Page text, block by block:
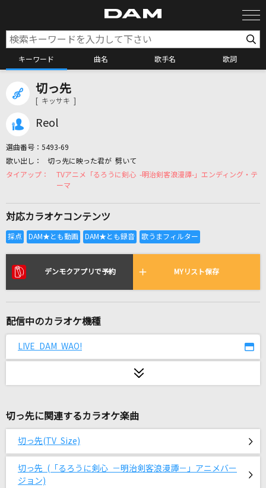
キーワード 曲名 歌手名 歌詞
カラオケリクエスト
全国りれき
リアルタイムで歌われている曲の一覧
残酷な天使のテーゼ
[生音]ひまわりの約束
糸
EGOIST
オー！リバル
ポルノグラフィティ
切っ先
[ キッサキ ]
Reol
選曲番号： 5493-69
切っ先に映った君が 劈いて
TVアニメ「るろうに剣心 -明治剣客浪漫譚-」エンディング・テ
ーマ
対応カラオケコンテンツ
デンモクアプリで予約 MYリスト保存
配信中のカラオケ機種
LIVE DAM WAO!
切っ先に関連するカラオケ楽曲
切っ先(TV Size)
切っ先 (「るろうに剣心 －明治剣客浪漫譚－」アニメバー
ジョン)